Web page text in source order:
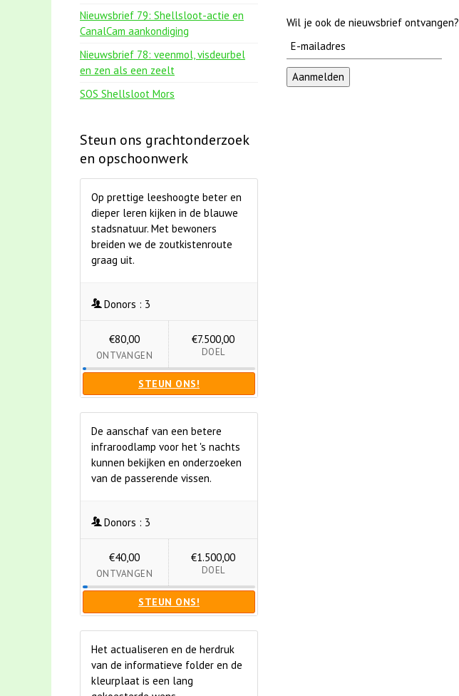
Wil je ook de nieuwsbrief ontvangen?
Nieuwsbrief 79: Shellsloot-actie en
CanalCam aankondiging
Nieuwsbrief 78: veenmol, visdeurbel
en zen als een zeelt
SOS Shellsloot Mors
Steun ons grachtonderzoek
en opschoonwerk
Op prettige leeshoogte beter en
dieper leren kijken in de blauwe
stadsnatuur. Met bewoners
breiden we de zoutkistenroute
graag uit.
Donors : 3
€80,00
ONTVANGEN
€7.500,00
DOEL
STEUN ONS!
De aanschaf van een betere
infraroodlamp voor het 's nachts
kunnen bekijken en onderzoeken
van de passerende vissen.
Donors : 3
€40,00
ONTVANGEN
€1.500,00
DOEL
STEUN ONS!
Het actualiseren en de herdruk
van de informatieve folder en de
kleurplaat is een lang